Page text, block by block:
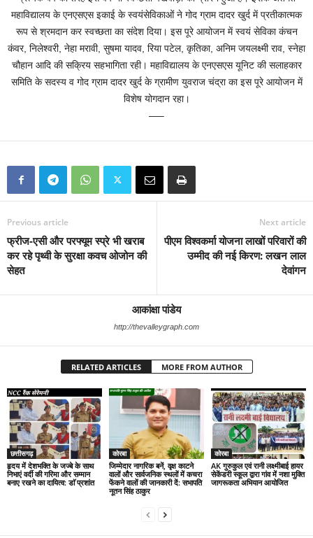
महाविद्यालय के एनएसएस इकाई के स्वयंसेविकाओं ने गोद ग्राम दादर खुर्द में प्रतीकात्मक
रूप से श्रमदान कर स्वच्छता का संदेश दिया। इस पूरे आयोजन में स्वयं सेविका कंचन
कंवर, निलेश्वरी, नेहा मरावी, सुषमा यादव, रिया पटेल, कृतिका, अनिम जयलक्ष्मी राव, स्नेहा
चौहान आदि की सक्रिय सहभागिता रही। महाविद्यालय के एनएसएस यूनिट की सलाहकार
समिति के सदस्य व गोद ग्राम दादर खुर्द के ग्रामीण युवराज चंद्रा का इस पूरे आयोजन में
विशेष योगदान रहा।
—–
Previous article
फ्रीज-एसी और परफ्यूम स्प्रे भी खराब
कर रहे पृथ्वी के सुरक्षा कवच ओजोन की
सेहत
Next article
पीएम विश्वकर्मा योजना लाखों परिवारों की
उम्मीद की नई किरण: लखन लाल
देवांगन
आकांक्षा पांडेय
http://thevalleygraph.com
RELATED ARTICLES MORE FROM AUTHOR
छत्तीसगढ़
हृदय में देशभक्ति के जज्बे के साथ
निभाएं वर्दी की गरिमा और सम्मान
बनाए रखने का दायित्व: डाॅ प्रशांत
कोरबा
जिम्मेदार नागरिक बनें, वृक्ष काटने
वालों और सार्वजनिक स्थलों में कचरा
फेंकने वालों की जानकारी दें: सभापति
नूतन सिंह ठाकुर
कोरबा
AK गुरुकुल एवं रानी लक्ष्मीबाई हायर
सेकेंडरी स्कूल द्वारा गांव में नशा मुक्ति
जागरूकता अभियान आयोजित